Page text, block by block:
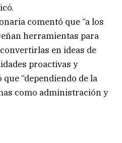
comentó que “a los
herramientas para
en ideas de
proactivas y
“dependiendo de la
como administración y